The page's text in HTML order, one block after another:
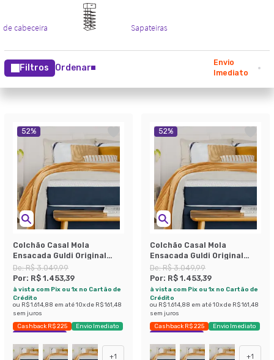
Filtros Ordenar
Envio
Imediato
52%
Colchão Casal Mola
Ensacada Guldi Original
Firme (25x138x188) Azul e
Branco
De:R$ 3.049,99
Por: R$ 1.453,39
à vista com Pix ou 1x no Cartão de
Crédito
ou R$ 1.614,88 em até10x de R$ 161,48
sem juros
Cashback R$ 225
Envio Imediato
Exclusivo Mobly
+1
52%
Colchão Casal Mola
Ensacada Guldi Original
Macio (25x138x188) Azul e
Branco
De:R$ 3.049,99
Por: R$ 1.453,39
à vista com Pix ou 1x no Cartão de
Crédito
ou R$ 1.614,88 em até10x de R$ 161,48
sem juros
Cashback R$ 225
Envio Imediato
Exclusivo Mobly
+1